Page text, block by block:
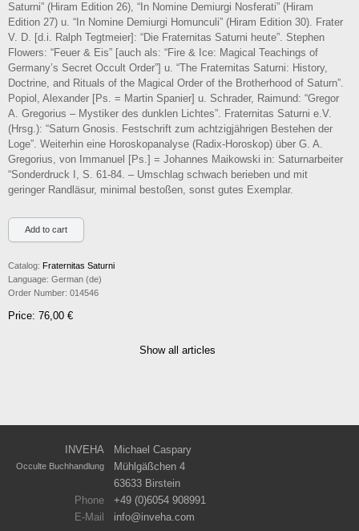
Saturni” (Hiram Edition 26), “In Nomine Demiurgi Nosferati” (Hiram
Edition 27) u. “In Nomine Demiurgi Homunculi” (Hiram Edition 30). Frater
V. D. [d.i. Ralph Tegtmeier]: “Die Fraternitas Saturni heute”. Stephen
Flowers: “Feuer & Eis” [auch als: “Fire & Ice: Magical Teachings of
Germany’s Secret Occult Order”] u. “The Fraternitas Saturni: History,
Doctrine, and Rituals of the Magical Order of the Brotherhood of Saturn”.
Popiol, Alexander [Ps. = Martin Spanier] u. Schrader, Raimund: “Gregor
A. Gregorius – Mystiker des dunklen Lichtes”. Fraternitas Saturni e.V.
(Hrsg.): “Saturn Gnosis. Festschrift zum achtzigjährigen Bestehen der
Loge”. Weiterhin eine Horoskopanalyse (Radix-Horoskop) über G. A.
Gregorius, von Immanuel [Ps.] = Johannes Maikowski in: Saturnarbeiter
“Sonderdruck I, S. 61-84. – Umschlag schwach berieben und mit
geringer Randläsur, minimal bestoßen, sonst gutes Exemplar.
Catalog: Fraternitas Saturni
Language: German (de)
Order Number: 014546
Price: 76,00 €
Show all articles
INVEHA Michael Caspary
Occulte Buchhandlung
Mühlgäßchen 4
63633 Birstein
Phone
+49 (0)6054 908991
E-Mail
info inveha.com